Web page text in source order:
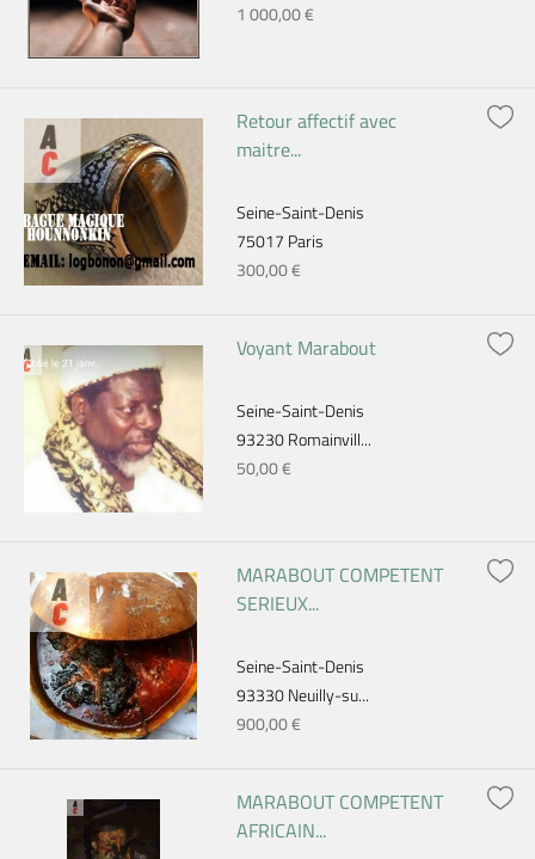
1 000,00 €
Retour affectif avec
maitre...
Seine-Saint-Denis
75017 Paris
300,00 €
Voyant Marabout
Seine-Saint-Denis
93230 Romainvill...
50,00 €
MARABOUT COMPETENT
SERIEUX...
Seine-Saint-Denis
93330 Neuilly-su...
900,00 €
MARABOUT COMPETENT
AFRICAIN...